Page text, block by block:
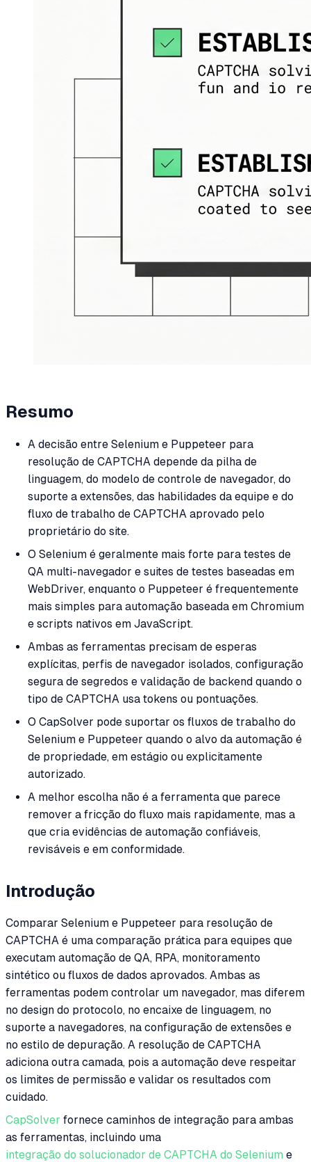
Resumo
A decisão entre Selenium e Puppeteer para
resolução de CAPTCHA depende da pilha de
linguagem, do modelo de controle de navegador, do
suporte a extensões, das habilidades da equipe e do
fluxo de trabalho de CAPTCHA aprovado pelo
proprietário do site.
O Selenium é geralmente mais forte para testes de
QA multi-navegador e suites de testes baseadas em
WebDriver, enquanto o Puppeteer é frequentemente
mais simples para automação baseada em Chromium
e scripts nativos em JavaScript.
Ambas as ferramentas precisam de esperas
explícitas, perfis de navegador isolados, configuração
segura de segredos e validação de backend quando o
tipo de CAPTCHA usa tokens ou pontuações.
O CapSolver pode suportar os fluxos de trabalho do
Selenium e Puppeteer quando o alvo da automação é
de propriedade, em estágio ou explicitamente
autorizado.
A melhor escolha não é a ferramenta que parece
remover a fricção do fluxo mais rapidamente, mas a
que cria evidências de automação confiáveis,
revisáveis e em conformidade.
Introdução
Comparar Selenium e Puppeteer para resolução de
CAPTCHA é uma comparação prática para equipes que
executam automação de QA, RPA, monitoramento
sintético ou fluxos de dados aprovados. Ambas as
ferramentas podem controlar um navegador, mas diferem
no design do protocolo, no encaixe de linguagem, no
suporte a navegadores, na configuração de extensões e
no estilo de depuração. A resolução de CAPTCHA
adiciona outra camada, pois a automação deve respeitar
os limites de permissão e validar os resultados com
cuidado.
CapSolver fornece caminhos de integração para ambas
as ferramentas, incluindo uma
integração do solucionador de CAPTCHA do Selenium e